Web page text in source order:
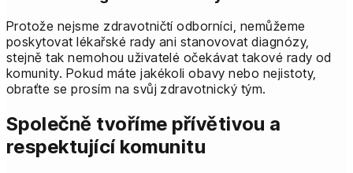
Protože nejsme zdravotničtí odborníci, nemůžeme
poskytovat lékařské rady ani stanovovat diagnózy,
stejně tak nemohou uživatelé očekávat takové rady od
komunity. Pokud máte jakékoli obavy nebo nejistoty,
obraťte se prosím na svůj zdravotnický tým.
Společně tvoříme přívětivou a
respektující komunitu